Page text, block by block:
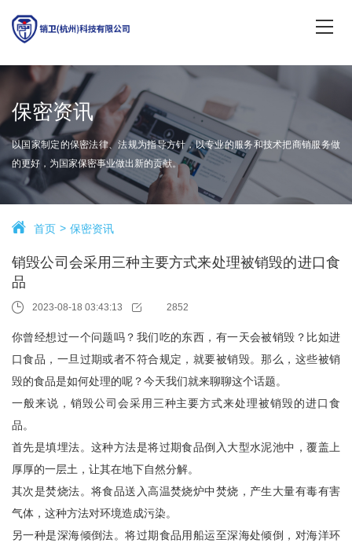
保密资讯
以国家制定的保密法律、法规为指导方针，以专业的服务和技术把商销服务做
的更好，为国家保密事业做出新的贡献。
首页 保密资讯
销毁公司会采用三种主要方式来处理被销毁的进口食
品
2023-08-18 03:43:13 2852
你曾经想过一个问题吗？我们吃的东西，有一天会被销毁？比如进
口食品，一旦过期或者不符合规定，就要被销毁。那么，这些被销
毁的食品是如何处理的呢？今天我们就来聊聊这个话题。
一般来说，销毁公司会采用三种主要方式来处理被销毁的进口食
品。
首先是填埋法。这种方法是将过期食品倒入大型水泥池中，覆盖上
厚厚的一层土，让其在地下自然分解。
其次是焚烧法。将食品送入高温焚烧炉中焚烧，产生大量有毒有害
气体，这种方法对环境造成污染。
另一种是深海倾倒法。将过期食品用船运至深海处倾倒，对海洋环